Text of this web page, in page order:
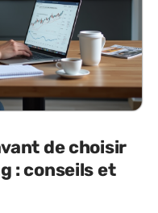
de choisir
: conseils et